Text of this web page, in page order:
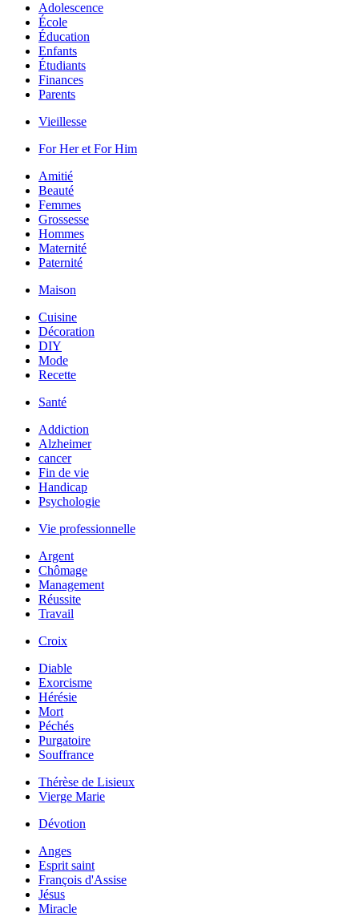
Adolescence
École
Éducation
Enfants
Étudiants
Finances
Parents
Vieillesse
For Her et For Him
Amitié
Beauté
Femmes
Grossesse
Hommes
Maternité
Paternité
Maison
Cuisine
Décoration
DIY
Mode
Recette
Santé
Addiction
Alzheimer
cancer
Fin de vie
Handicap
Psychologie
Vie professionnelle
Argent
Chômage
Management
Réussite
Travail
Croix
Diable
Exorcisme
Hérésie
Mort
Péchés
Purgatoire
Souffrance
Thérèse de Lisieux
Vierge Marie
Dévotion
Anges
Esprit saint
François d'Assise
Jésus
Miracle